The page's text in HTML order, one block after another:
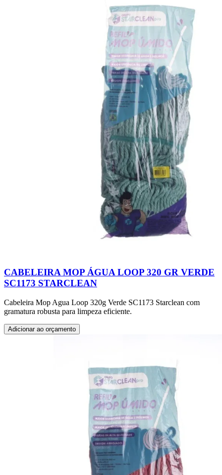
CABELEIRA MOP ÁGUA LOOP 320 GR VERDE
SC1173 STARCLEAN
Cabeleira Mop Agua Loop 320g Verde SC1173 Starclean com
gramatura robusta para limpeza eficiente.
Adicionar ao orçamento